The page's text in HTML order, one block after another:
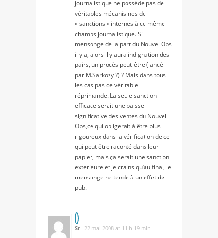
journalistique ne possède pas de
véritables mécanismes de
« sanctions » internes à ce même
champs journalistique. Si
mensonge de la part du Nouvel Obs
il y a, alors il y aura indignation des
pairs, un procès peut-être (lancé
par M.Sarkozy ?) ? Mais dans tous
les cas pas de véritable
réprimande. La seule sanction
efficace serait une baisse
significative des ventes du Nouvel
Obs,ce qui obligerait à être plus
rigoureux dans la vérification de ce
qui peut être raconté dans leur
papier, mais ça serait une sanction
exterieure et je crains qu’au final, le
mensonge ne tende à un effet de
pub.
Sr 22 mai 2008 at 11 h 19 min